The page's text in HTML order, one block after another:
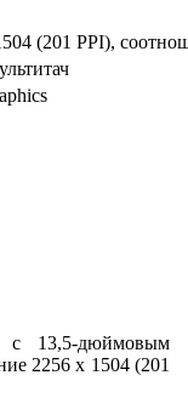
(201 PPI),
с 13,5-дюймовым
2256 x 1504 (201